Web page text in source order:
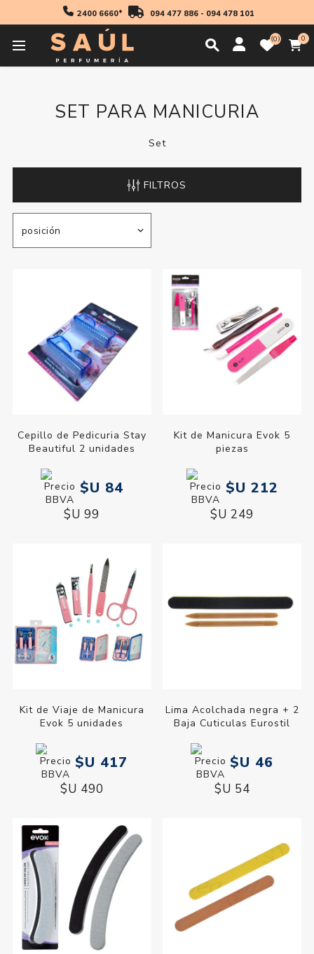
2400 6660* 094 477 886- 094 478 101
0 0
Inicio Manicuria
SET PARA MANICURIA
Set
FILTROS
Cepillo de Pedicuria Stay
Beautiful 2 unidades
$U 84
$U 99
Kit de Manicura Evok 5
piezas
$U 212
$U 249
Kit de Viaje de Manicura
Evok 5 unidades
$U 417
$U 490
Lima Acolchada negra + 2
Baja Cuticulas Eurostil
$U 46
$U 54